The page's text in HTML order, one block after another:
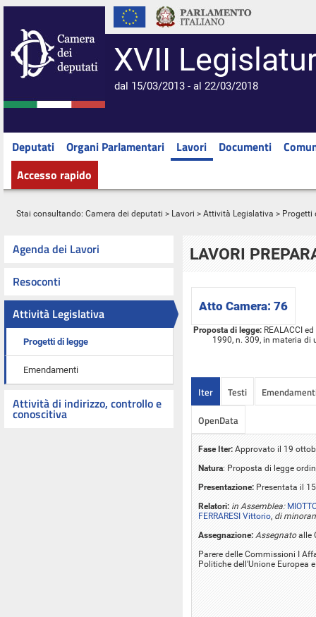
XVII
dal 15/03/2013 - al 22/03/2018
Deputati Organi Parlamentari Lavori Documenti
Accesso rapido
Stai consultando: Camera dei deputati > Lavori > Attività Legislativa > Progetti
Agenda dei Lavori
Resoconti
Attività Legislativa
Progetti di legge
Emendamenti
Attività di indirizzo, controllo e
conoscitiva
LAVORI
Atto Camera: 76
Proposta di legge:REALACCI
1990, n. 309, in materia
Iter Testi
OpenData
Fase Iter: Approvato il 19
Natura: Proposta di legge
Presentazione: Presentata il
Relatori: in Assemblea:
FERRARESI Vittorio, di
Assegnazione: Assegnatoalle
Parere delle Commissioni I
Politiche dell'Unione Europea